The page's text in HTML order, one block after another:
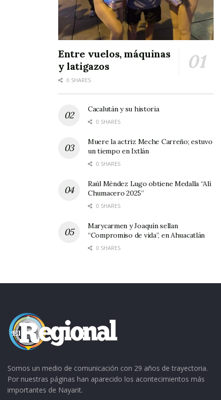
Entre vuelos, máquinas
y latigazos
0 SHARES
Cacalután y su historia
0 SHARES
Muere la actriz Meche Carreño; estuvo
un tiempo en Ixtlán
0 SHARES
Raúl Méndez Lugo obtiene Medalla “Alí
Chumacero 2025”
0 SHARES
Marycarmen y Joaquín sellan
“Compromiso de vida”, en Ahuacatlán
0 SHARES
Somos un medio de comunicación con 29 años de trayectoria.
Por nuestras páginas han aparecido los acontecimientos más
importantes de Nayarit.